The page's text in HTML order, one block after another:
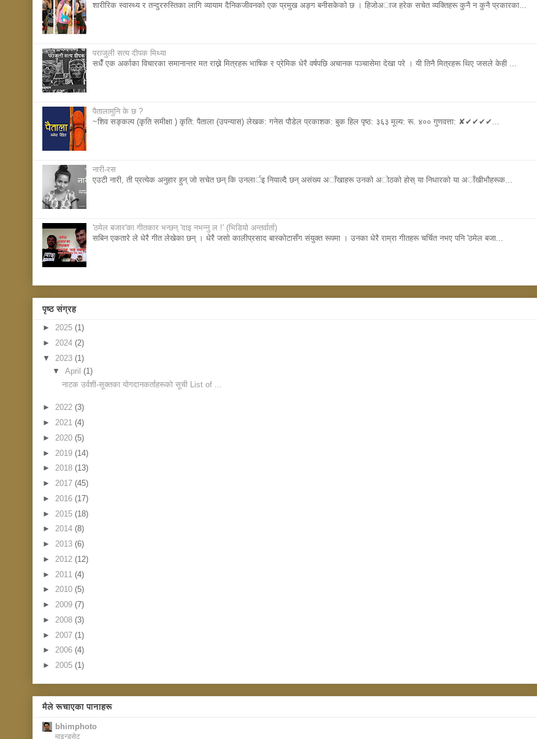
शारीरिक स्वास्थ्य र तन्दुररुस्तिका लागि व्यायाम दैनिकजीवनकाे एक प्रमुख अङ्ग बनीसकेकाे छ । हिजाेअाज हरेक सचेत व्यक्तिहरू कुनै न कुनै प्रकारका...
पराजुली सत्य दीपक मिथ्या
सधैँ एक अर्काका विचारका समानान्तर मत राख्ने मित्रहरू भाषिक र प्रेमिक धेरै वर्षपछि अचानक पञ्चासेमा देखा परे । यी तिनै मित्रहरू थिए जसले केही ...
पैतालामुनि के छ ?
~शिव सङ्कल्प (कृति समीक्षा ) कृति: पैताला (उपन्यास) लेखक: गनेस पौडेल प्रकाशक: बुक हिल पृष्ठ: ३६३ मूल्य: रू. ४०० गुणवत्ता: ✘✔✔✔✔...
नारी-रस
एउटी नारी, ती प्रत्येक अनुहार हुन् जाे सचेत छन् कि उनलार्इ नियाल्दै छन् असंख्य अाँखाहरू उनकाे अाेठकाे हाेस् या निधारकाे या अाँखीभाैहरूक...
'ठमेल बजार'का गीतकार भन्छन् 'दाइ नभन्नु ल !' (भिडियाे अन्तर्वार्ता)
सबिन एकतारे ले धेरै गीत लेखेका छन् । धेरै जसाे कालीप्रसाद बास्काेटासँग संयुक्त रूपमा । उनका धेरै राम्रा गीतहरू चर्चित नभए पनि 'ठमेल बजा...
पृष्ठ संग्रह
► 2025 (1)
► 2024 (2)
▼ 2023 (1)
▼ April (1)
नाटक उर्वशी-सूक्तका योगदानकर्ताहरूको सूची List of ...
► 2022 (3)
► 2021 (4)
► 2020 (5)
► 2019 (14)
► 2018 (13)
► 2017 (45)
► 2016 (17)
► 2015 (18)
► 2014 (8)
► 2013 (6)
► 2012 (12)
► 2011 (4)
► 2010 (5)
► 2009 (7)
► 2008 (3)
► 2007 (1)
► 2006 (4)
► 2005 (1)
मैले रूचाएका पानाहरू
bhimphoto
माइन्डसेट